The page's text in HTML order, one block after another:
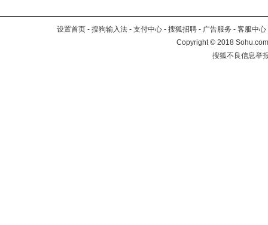
设置首页 - 搜狗输入法 - 支付中心 - 搜狐招聘 - 广告服务 - 客服中心
Copyright©2018
搜狐不良信息举